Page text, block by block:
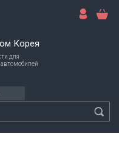
Корея
для